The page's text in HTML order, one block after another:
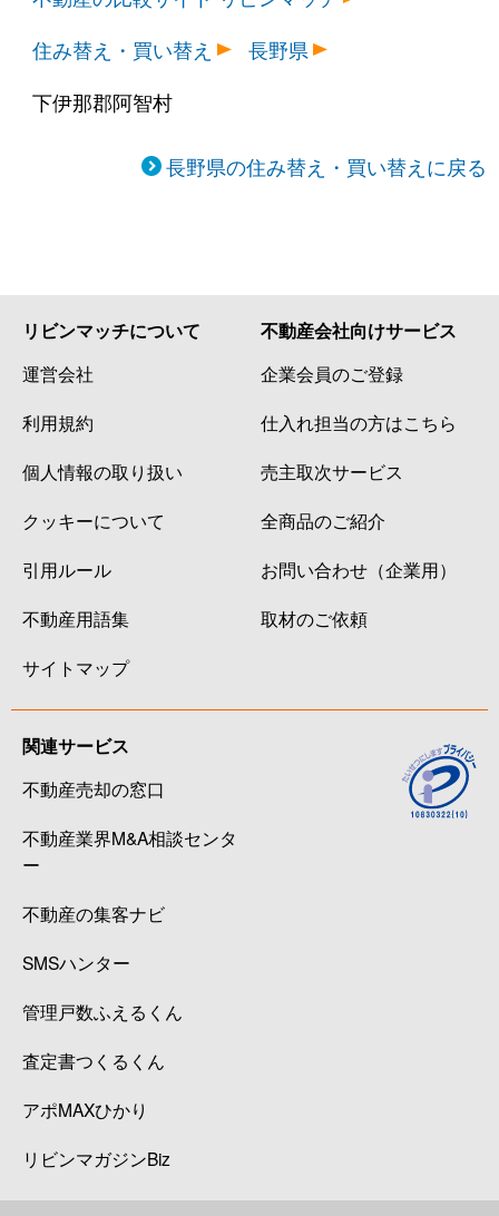
住み替え・買い替え
長野県
下伊那郡阿智村
長野県の住み替え・買い替えに戻る
リビンマッチについて
運営会社
利用規約
個人情報の取り扱い
クッキーについて
引用ルール
不動産用語集
サイトマップ
不動産会社向けサービス
企業会員のご登録
仕入れ担当の方はこちら
売主取次サービス
全商品のご紹介
お問い合わせ（企業用）
取材のご依頼
関連サービス
不動産売却の窓口
不動産業界M&A相談センタ
ー
不動産の集客ナビ
SMSハンター
管理戸数ふえるくん
査定書つくるくん
アポMAXひかり
リビンマガジンBiz